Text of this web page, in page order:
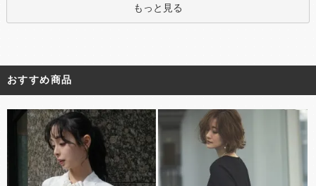
もっと見る
おすすめ商品